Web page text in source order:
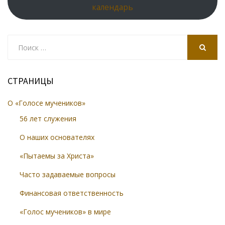
календарь
СТРАНИЦЫ
О «Голосе мучеников»
56 лет служения
О наших основателях
«Пытаемы за Христа»
Часто задаваемые вопросы
Финансовая ответственность
«Голос мучеников» в мире